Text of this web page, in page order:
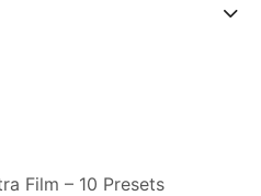
Film – 10 Presets